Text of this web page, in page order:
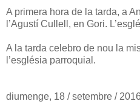
A primera hora de la tarda, a
l’Agustí Cullell, en Gori.
A la tarda celebro de nou la
l’església parroquial.
diumenge, 18 / setembre / 2016